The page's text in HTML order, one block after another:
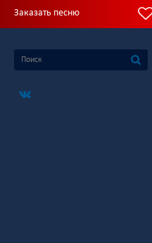
Заказать песню